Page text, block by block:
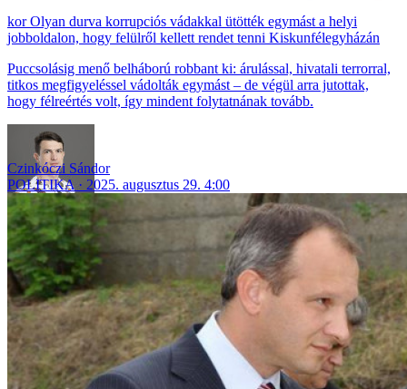
Olyan durva korrupciós vádakkal ütötték egymást a helyi
jobboldalon, hogy felülről kellett rendet tenni Kiskunfélegyházán
Puccsolásig menő belháború robbant ki: árulással, hivatali terrorral,
titkos megfigyeléssel vádolták egymást – de végül arra jutottak,
hogy félreértés volt, így mindent folytatnának tovább.
Czinkóczi Sándor
POLITIKA
2025. augusztus 29. 4:00